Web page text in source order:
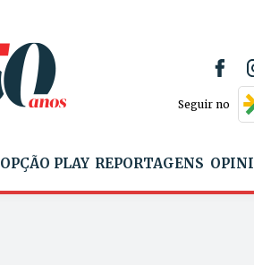
Seguir no
OPÇÃO PLAY REPORTAGENS